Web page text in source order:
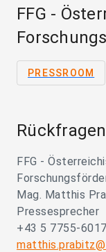
FFG -
PRESSROOM
FFG -
Mag. Matthis
Pressesprecher
+43 5 7755-6017